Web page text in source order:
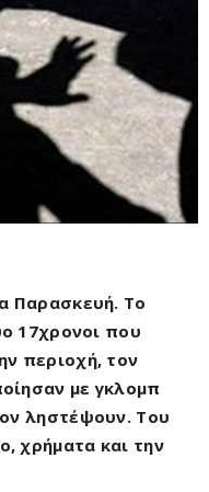
Παρασκευή. Το
17χρονοι που
περιοχή, τον
με γκλομπ
ληστέψουν. Του
χρήματα και την